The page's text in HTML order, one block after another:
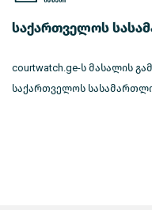
საქართველოს
courtwatch.ge-ს მასალის
საქართველოს